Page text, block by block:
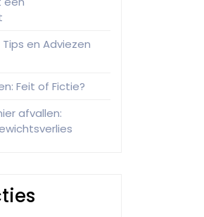
en Adviezen
Feit of Fictie?
afvallen: